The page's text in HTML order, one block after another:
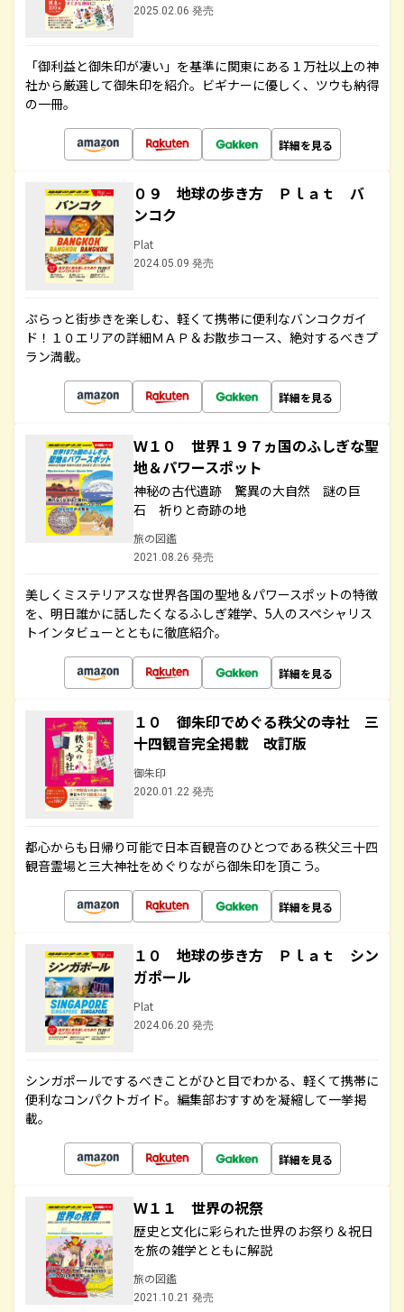
2025.02.06 発売
「御利益と御朱印が凄い」を基準に関東にある１万社以上の神
社から厳選して御朱印を紹介。ビギナーに優しく、ツウも納得
の一冊。
詳細を見る
０９ 地球の歩き方 Ｐｌａｔ バ
ンコク
Plat
2024.05.09 発売
ぷらっと街歩きを楽しむ、軽くて携帯に便利なバンコクガイ
ド！１０エリアの詳細ＭＡＰ＆お散歩コース、絶対するべきプ
ラン満載。
詳細を見る
Ｗ１０ 世界１９７ヵ国のふしぎな聖
地＆パワースポット
神秘の古代遺跡 驚異の大自然 謎の巨
石 祈りと奇跡の地
旅の図鑑
2021.08.26 発売
美しくミステリアスな世界各国の聖地＆パワースポットの特徴
を、明日誰かに話したくなるふしぎ雑学、5人のスペシャリス
トインタビューとともに徹底紹介。
詳細を見る
１０ 御朱印でめぐる秩父の寺社 三
十四観音完全掲載 改訂版
御朱印
2020.01.22 発売
都心からも日帰り可能で日本百観音のひとつである秩父三十四
観音霊場と三大神社をめぐりながら御朱印を頂こう。
詳細を見る
１０ 地球の歩き方 Ｐｌａｔ シン
ガポール
Plat
2024.06.20 発売
シンガポールでするべきことがひと目でわかる、軽くて携帯に
便利なコンパクトガイド。編集部おすすめを凝縮して一挙掲
載。
詳細を見る
Ｗ１１ 世界の祝祭
歴史と文化に彩られた世界のお祭り＆祝日
を旅の雑学とともに解説
旅の図鑑
2021.10.21 発売